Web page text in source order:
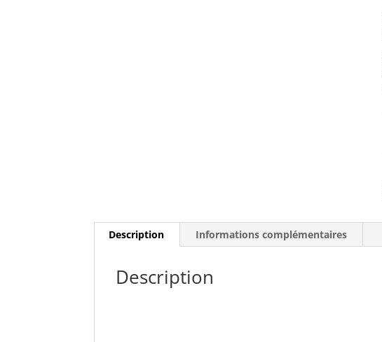
Description Informations complémentaires
Description